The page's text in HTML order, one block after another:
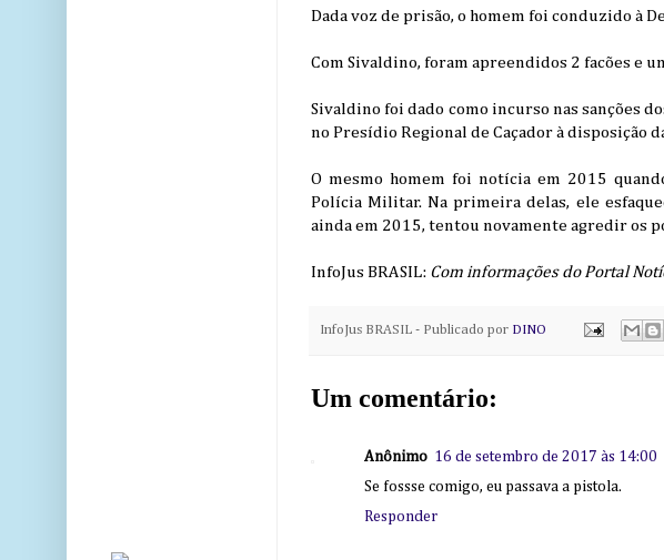
Dada voz de prisão, o homem foi conduzido à
Com Sivaldino, foram apreendidos 2 facões e
Sivaldino foi dado como incurso nas sanções
no Presídio Regional de Caçador à disposição
O mesmo homem foi notícia em 2015
Polícia Militar. Na primeira delas, ele
ainda em 2015, tentou novamente agredir os
InfoJus BRASIL: Com informações do Portal
InfoJus BRASIL - Publicado por DINO
Um comentário:
Anônimo 16 de setembro de 2017 às 14:00
Se fossse comigo, eu passava a pistola.
Responder